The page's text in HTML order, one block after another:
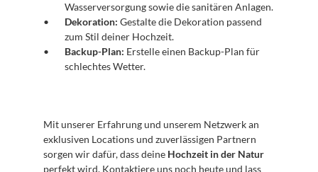
Wasserversorgung sowie die sanitären Anlagen.
Dekoration: Gestalte die Dekoration passend
zum Stil deiner Hochzeit.
Backup-Plan: Erstelle einen Backup-Plan für
schlechtes Wetter.
Mit unserer Erfahrung und unserem Netzwerk an
exklusiven Locations und zuverlässigen Partnern
sorgen wir dafür, dass deine Hochzeit in der Natur
perfekt wird. Kontaktiere uns noch heute und lass